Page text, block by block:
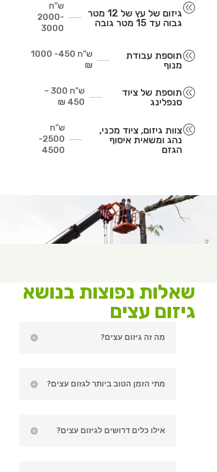
@
גיזום של עץ של 12 מטר
גבוה עד 15 מטר גובה
ש"ח
2000-
3000
@תוספת עבודת
מנוף
ש"ח
450- 1000
₪
@תוספת של ציוד
סנפלינג
ש"ח
300 –
450 ₪
@צוות גיזום, ציוד מכני,
נהג ומשאית איסוף
הגזם
ש"ח
2500-
4500
שאלות נפוצות בנושא
גיזום עצים
מה זה גיזום עצים?
מתי הזמן הטוב ביותר לגזום עצים?
אילו כלים דרושים לגיזום עצים?